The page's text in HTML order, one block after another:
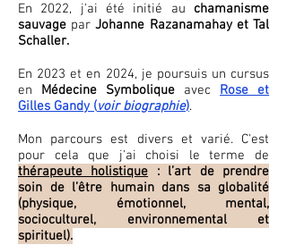
En 2022, j'ai été initié au chamanisme
sauvage parJohanne Razanamahay et Tal
Schaller.
En 2023 et en 2024, je poursuis un cursus
en Médecine Symbolique avec Rose et
Gilles Gandy (voir biographie).
Mon parcours est divers et varié. C'est
pour cela que j'ai choisi le terme de
thérapeute holistique : l’art de prendre
soin de l’être humain dans sa globalité
(physique, émotionnel, mental,
socioculturel, environnemental et
spirituel).